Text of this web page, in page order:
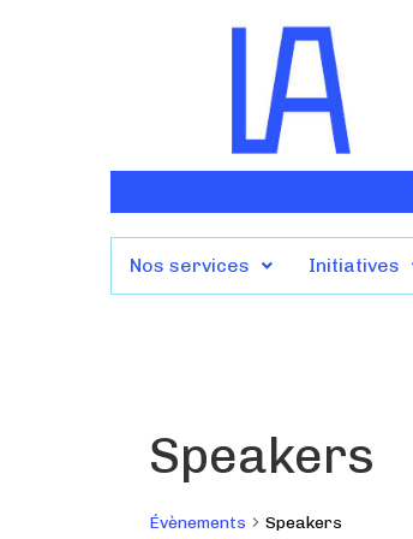
Nos services Initiatives
Speakers
Évènements Speakers